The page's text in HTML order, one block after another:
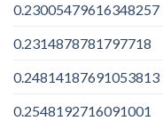
0.23005479616348257
0.2314878781797718
0.24814187691053813
0.2548192716091001